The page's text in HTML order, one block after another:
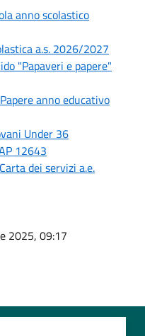
anno scolastico
a.s. 2026/2027
"Papaveri e papere"
anno educativo
Under 36
12643
dei servizi a.e.
2025, 09:17